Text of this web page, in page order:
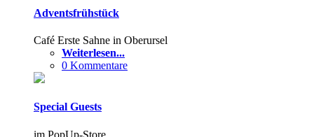
Adventsfrühstück
Café Erste Sahne in Oberursel
Weiterlesen...
0 Kommentare
Special Guests
im PopUp-Store